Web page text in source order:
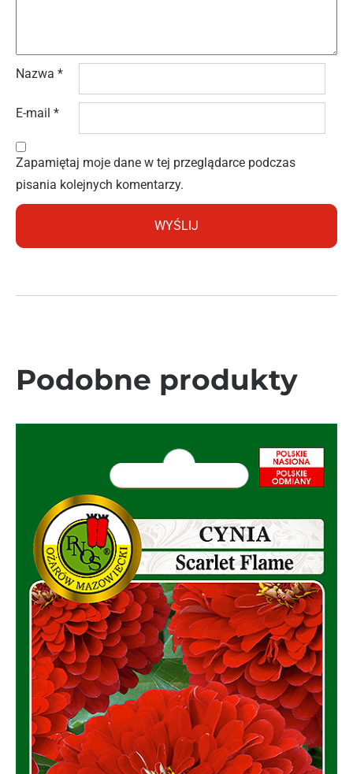
Nazwa *
E-mail *
Zapamiętaj moje dane w tej przeglądarce podczas
pisania kolejnych komentarzy.
Podobne produkty